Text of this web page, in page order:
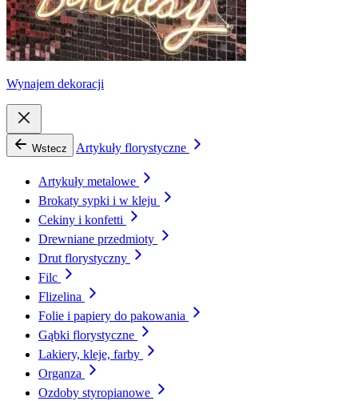
Wynajem dekoracji
Wstecz Artykuły florystyczne
Artykuły metalowe
Brokaty sypki i w kleju
Cekiny i konfetti
Drewniane przedmioty
Drut florystyczny
Filc
Flizelina
Folie i papiery do pakowania
Gąbki florystyczne
Lakiery, kleje, farby
Organza
Ozdoby styropianowe